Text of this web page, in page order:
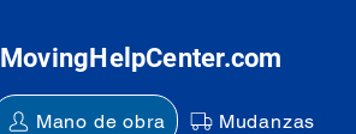
MovingHelpCenter.com
Mano de obra Mudanzas